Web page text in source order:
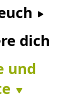
dich
und